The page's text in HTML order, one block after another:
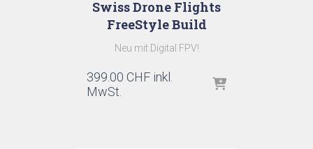
Swiss Drone Flights
FreeStyle Build
Neu mit Digital FPV!
399.00 CHF inkl.
MwSt.